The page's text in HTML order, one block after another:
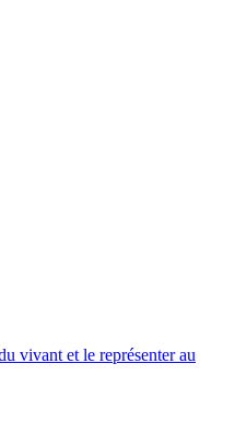
vivant et le représenter au